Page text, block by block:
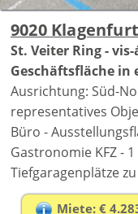
9020
St. Veiter Ring -
Geschäftsfläche in
Ausrichtung: Süd-
representatives
Büro -
Gastronomie KFZ -
Tiefgaragenplätze zu
Miete: €